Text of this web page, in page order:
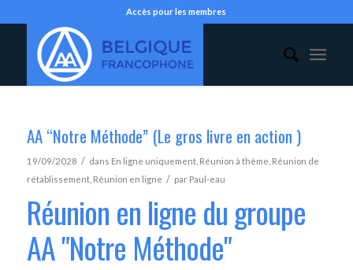
Accès pour les membres
AA “Notre Méthode” (Le gros livre en action )
19/09/2028 / dans En ligne uniquement, Réunion à thème Réunion de
rétablissement, Réunion en ligne / par Paul-eau
Réunion en ligne du groupe
AA "Notre Méthode"